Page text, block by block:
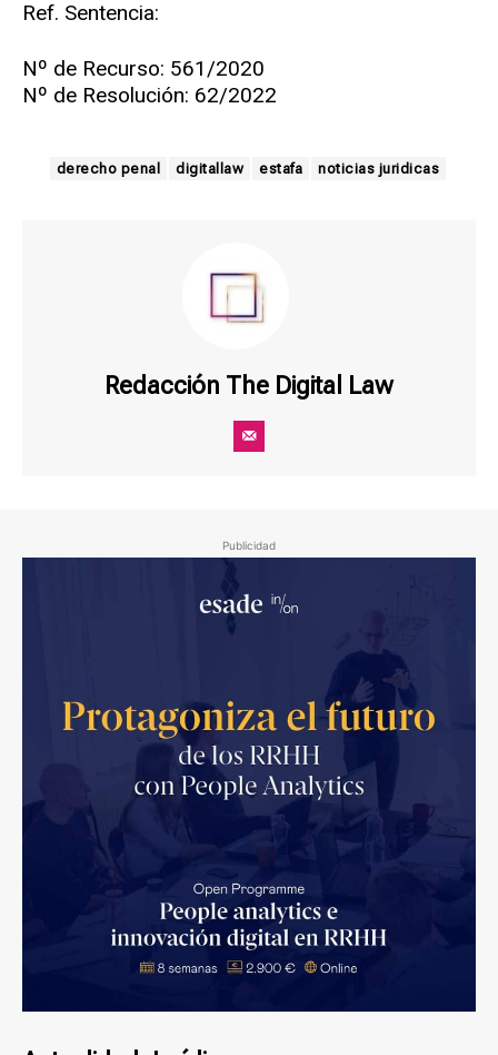
Ref. Sentencia:
Nº de Recurso: 561/2020
Nº de Resolución: 62/2022
derecho penal digitallaw estafa noticias juridicas
Redacción The Digital Law
Publicidad